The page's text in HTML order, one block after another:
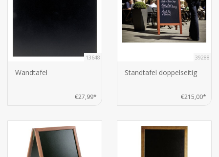
13648
Wandtafel
€27,99*
39288
Standtafel doppelseitig
€215,00*